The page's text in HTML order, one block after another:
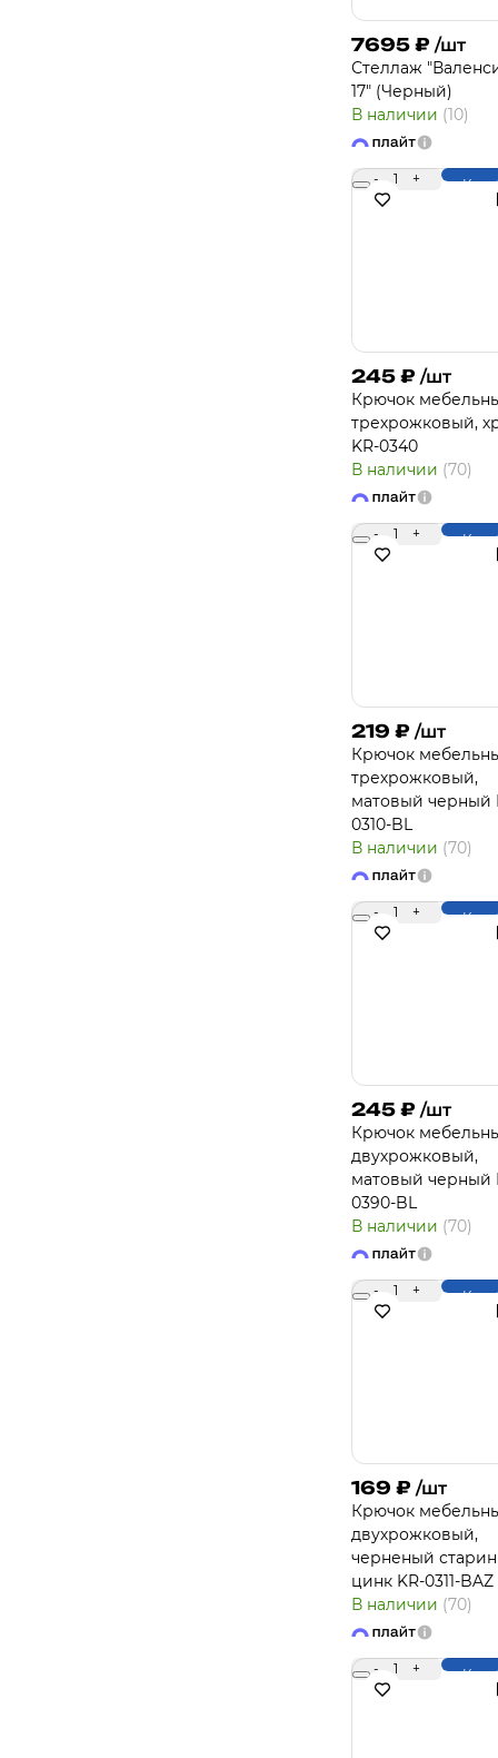
7695 ₽ /шт
Стеллаж
17" (Черный)
В наличии (10)
- 1 +
245 ₽ /шт
Крючок
трехрожковый,
KR-0340
В наличии (70)
- 1 +
219 ₽ /шт
Крючок
трехрожковый,
матовый черный
0310-BL
В наличии (70)
- 1 +
245 ₽ /шт
Крючок
двухрожковый,
матовый черный
0390-BL
В наличии (70)
- 1 +
169 ₽ /шт
Крючок
двухрожковый,
черненый
цинк KR-0311-BAZ
В наличии (70)
- 1 +